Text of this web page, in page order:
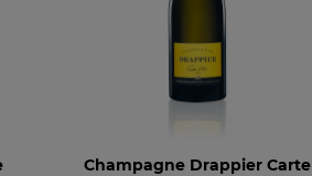
Champagne Drappier Carte